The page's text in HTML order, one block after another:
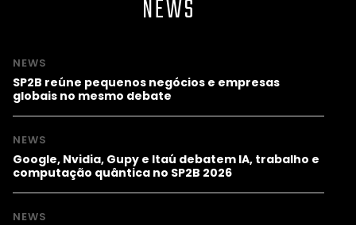
NEWS
NEWS
SP2B reúne pequenos negócios e empresas
globais no mesmo debate
NEWS
Google, Nvidia, Gupy e Itaú debatem IA, trabalho e
computação quântica no SP2B 2026
NEWS